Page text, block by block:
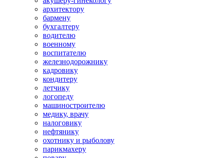
архитектору
бармену
бухгалтеру
водителю
военному
воспитателю
железнодорожнику
кадровику
кондитеру
летчику
логопеду
машиностроителю
медику, врачу
налоговику
нефтянику
охотнику и рыболову
парикмахеру